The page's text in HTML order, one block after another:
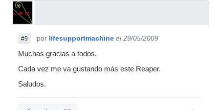
#9 por lifesupportmachine el 29/05/2009
Muchas gracias a todos.
Cada vez me va gustando más este Reaper.
Saludos.